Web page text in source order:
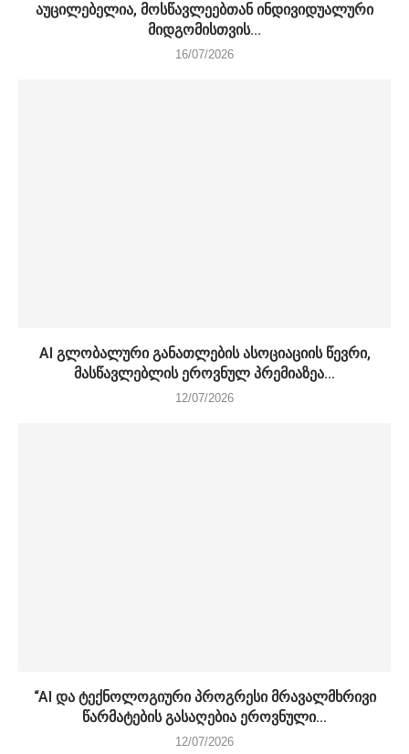
აუცილებელია, მოსწავლეებთან ინდივიდუალური
მიდგომისთვის...
16/07/2026
AI გლობალური განათლების ასოციაციის წევრი,
მასწავლებლის ეროვნულ პრემიაზეა...
12/07/2026
“AI და ტექნოლოგიური პროგრესი მრავალმხრივი
წარმატების გასაღებია ეროვნული...
12/07/2026